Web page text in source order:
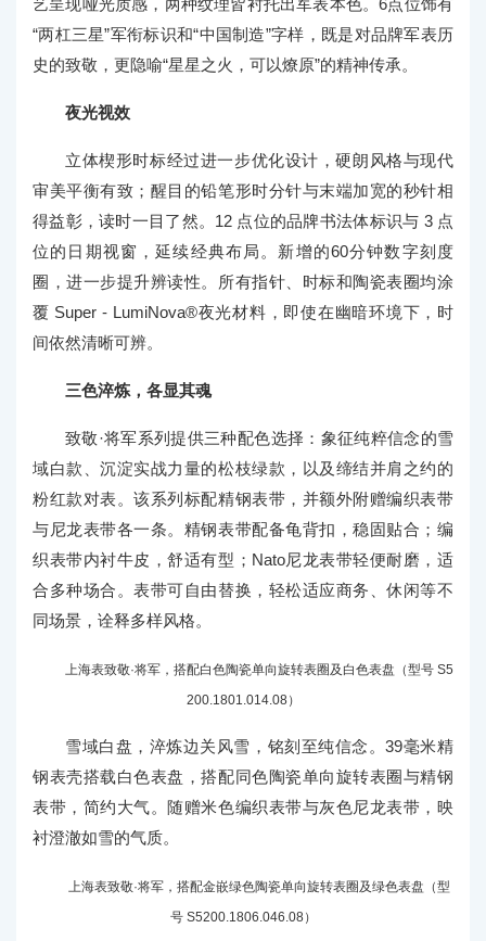
艺呈现哑光质感，两种纹理皆衬托出军表本色。6点位饰有
“两杠三星”军衔标识和“中国制造”字样，既是对品牌军表历
史的致敬，更隐喻“星星之火，可以燎原”的精神传承。
夜光视效
立体楔形时标经过进一步优化设计，硬朗风格与现代
审美平衡有致；醒目的铅笔形时分针与末端加宽的秒针相
得益彰，读时一目了然。12 点位的品牌书法体标识与 3 点
位的日期视窗，延续经典布局。新增的60分钟数字刻度
圈，进一步提升辨读性。所有指针、时标和陶瓷表圈均涂
覆 Super - LumiNova®夜光材料，即使在幽暗环境下，时
间依然清晰可辨。
三色淬炼，各显其魂
致敬·将军系列提供三种配色选择：象征纯粹信念的雪
域白款、沉淀实战力量的松枝绿款，以及缔结并肩之约的
粉红款对表。该系列标配精钢表带，并额外附赠编织表带
与尼龙表带各一条。精钢表带配备龟背扣，稳固贴合；编
织表带内衬牛皮，舒适有型；Nato尼龙表带轻便耐磨，适
合多种场合。表带可自由替换，轻松适应商务、休闲等不
同场景，诠释多样风格。
上海表致敬·将军，搭配白色陶瓷单向旋转表圈及白色表盘（型号 S5
200.1801.014.08）
雪域白盘，淬炼边关风雪，铭刻至纯信念。39毫米精
钢表壳搭载白色表盘，搭配同色陶瓷单向旋转表圈与精钢
表带，简约大气。随赠米色编织表带与灰色尼龙表带，映
衬澄澈如雪的气质。
上海表致敬·将军，搭配金嵌绿色陶瓷单向旋转表圈及绿色表盘（型
号 S5200.1806.046.08）